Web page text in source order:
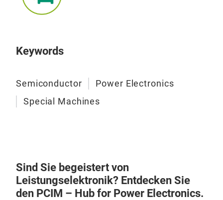
Keywords
Semiconductor
Power Electronics
Special Machines
Sind Sie begeistert von
Leistungselektronik? Entdecken Sie
den PCIM – Hub for Power Electronics.